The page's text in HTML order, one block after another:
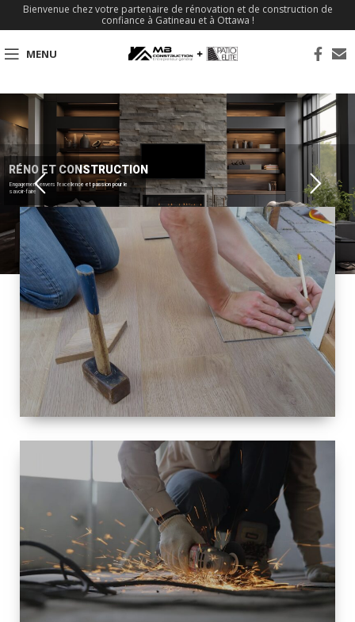
Bienvenue chez votre partenaire de rénovation et de construction de
confiance à Gatineau et à Ottawa !
MENU
Engagement envers l'excellence et passion pour le
savoir-faire
RÉNO ET CONSTRUCTION
TAILLE
PETITE À
GRANDE
RÉNOVATION